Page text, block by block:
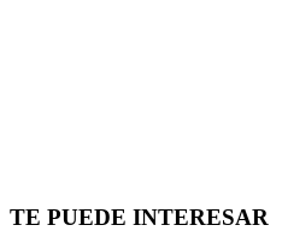
TE PUEDE INTERESAR